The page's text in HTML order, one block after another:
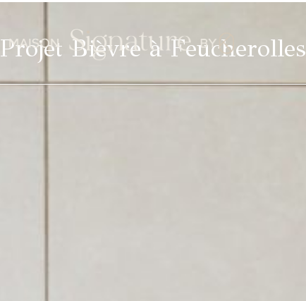
Projet Bièvre à Feucherolles